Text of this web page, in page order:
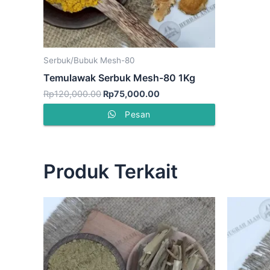
Serbuk/Bubuk Mesh-80
Temulawak Serbuk Mesh-80 1Kg
Rp120,000.00 Rp75,000.00
Pesan
Produk Terkait